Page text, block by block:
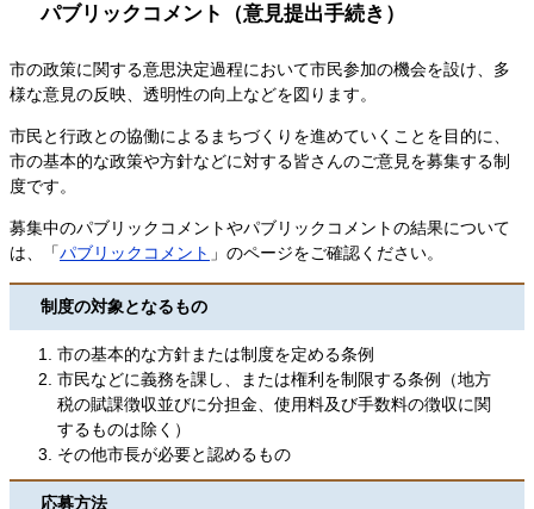
パブリックコメント（意見提出手続き）
市の政策に関する意思決定過程において市民参加の機会を設け、多
様な意見の反映、透明性の向上などを図ります。
市民と行政との協働によるまちづくりを進めていくことを目的に、
市の基本的な政策や方針などに対する皆さんのご意見を募集する制
度です。
募集中のパブリックコメントやパブリックコメントの結果について
は、「パブリックコメント 」のページをご確認ください。
制度の対象となるもの
市の基本的な方針または制度を定める条例
市民などに義務を課し、または権利を制限する条例（地方
税の賦課徴収並びに分担金、使用料及び手数料の徴収に関
するものは除く）
その他市長が必要と認めるもの
応募方法